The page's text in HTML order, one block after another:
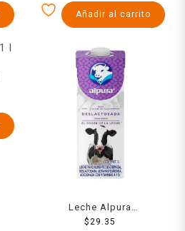
Añadir al carrito
Leche Alpura
deslactosada 1 l
$ 29.35